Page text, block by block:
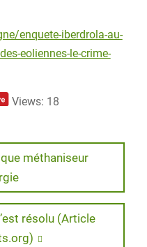
enquete-iberdrola-au-
eoliennes-le-crime-
Views: 18
méthaniseur
résolu (Article